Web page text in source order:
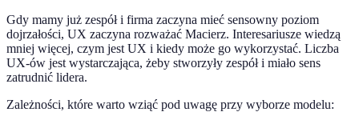
Gdy mamy już zespół i firma zaczyna mieć sensowny poziom
dojrzałości, UX zaczyna rozważać Macierz. Interesariusze wiedzą
mniej więcej, czym jest UX i kiedy może go wykorzystać. Liczba
UX-ów jest wystarczająca, żeby stworzyły zespół i miało sens
zatrudnić lidera.
Zależności, które warto wziąć pod uwagę przy wyborze modelu: